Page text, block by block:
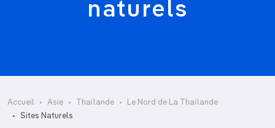
naturels
Accueil Asie Thaïlande
Le Nord de La Thaïlande
Sites Naturels